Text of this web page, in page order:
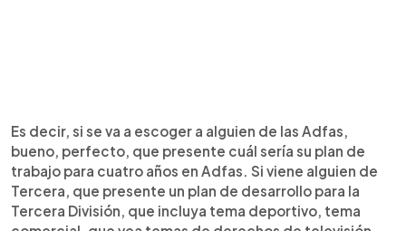
Es decir, si se va a escoger a alguien de las Adfas,
bueno, perfecto, que presente cuál sería su plan de
trabajo para cuatro años en Adfas. Si viene alguien de
Tercera, que presente un plan de desarrollo para la
Tercera División, que incluya tema deportivo, tema